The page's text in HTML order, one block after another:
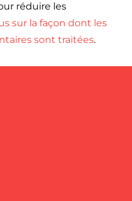
réduire les
sur la façon dont les
sont traitées.